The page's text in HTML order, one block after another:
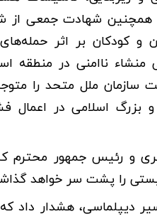
همچنین شهادت جمعی
کودکان بر اثر حمله‌های
ناامنی در منطقه
سازمان ملل متحد را
اسلامی در اعمال
و رئیس جمهور محترم
را پشت سر خواهد
دیپلماسی، هشدار داد